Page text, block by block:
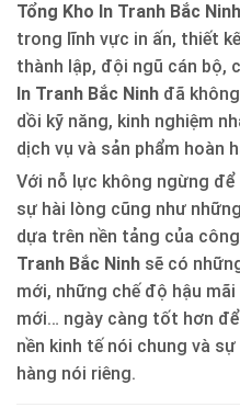
Tổng Kho In Tranh Bắc Ninh
trong lĩnh vực in ấn, thiết
thành lập, đội ngũ cán bộ,
In Tranh Bắc Ninh đã
dồi kỹ năng, kinh nghiệm
dịch vụ và sản phẩm hoàn
Với nỗ lực không ngừng
sự hài lòng cũng như
dựa trên nền tảng của
Tranh Bắc Ninh sẽ có
mới, những chế độ hậu
mới… ngày càng tốt hơn
nền kinh tế nói chung và
hàng nói riêng.